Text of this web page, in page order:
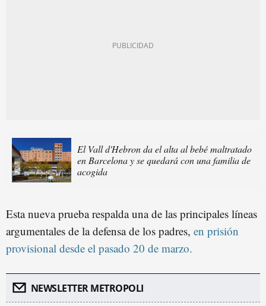
El Vall d'Hebron da el alta al bebé maltratado
en Barcelona y se quedará con una familia de
acogida
Esta nueva prueba respalda una de las principales líneas
argumentales de la defensa de los padres, en prisión
provisional desde el pasado 20 de marzo.
NEWSLETTER METROPOLI